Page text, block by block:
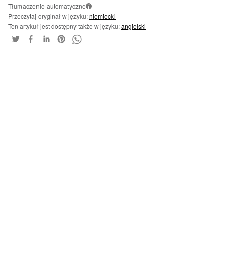
Tłumaczenie automatyczne i
Przeczytaj oryginał w języku:niemiecki
Ten artykuł jest dostępny także w języku:angielski